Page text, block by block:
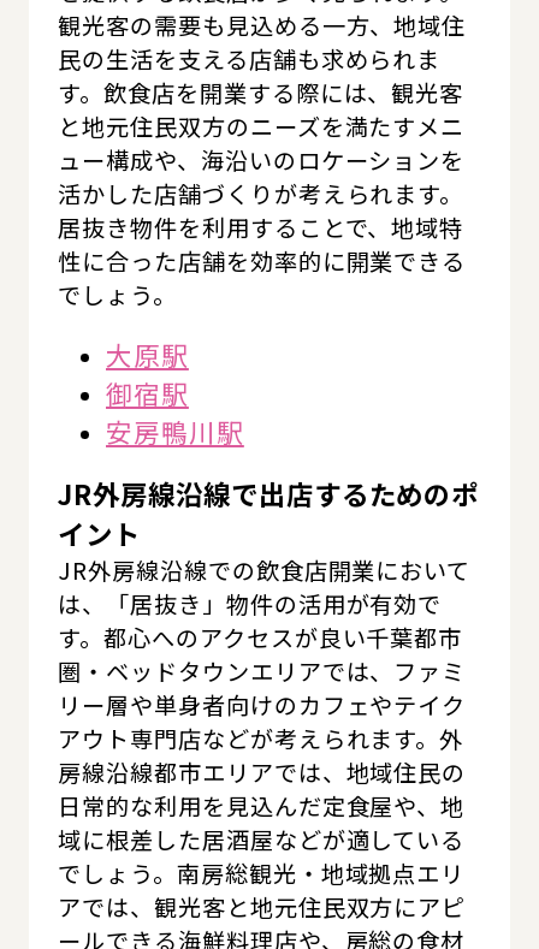
観光客の需要も見込める一方、地域住
民の生活を支える店舗も求められま
す。飲食店を開業する際には、観光客
と地元住民双方のニーズを満たすメニ
ュー構成や、海沿いのロケーションを
活かした店舗づくりが考えられます。
居抜き物件を利用することで、地域特
性に合った店舗を効率的に開業できる
でしょう。
大原駅
御宿駅
安房鴨川駅
JR外房線沿線で出店するためのポ
イント
JR外房線沿線での飲食店開業において
は、「居抜き」物件の活用が有効で
す。都心へのアクセスが良い千葉都市
圏・ベッドタウンエリアでは、ファミ
リー層や単身者向けのカフェやテイク
アウト専門店などが考えられます。外
房線沿線都市エリアでは、地域住民の
日常的な利用を見込んだ定食屋や、地
域に根差した居酒屋などが適している
でしょう。南房総観光・地域拠点エリ
アでは、観光客と地元住民双方にアピ
ールできる海鮮料理店や、房総の食材